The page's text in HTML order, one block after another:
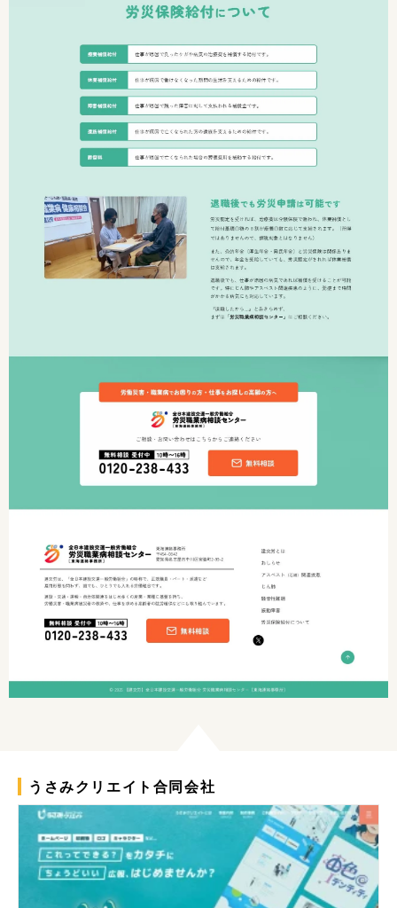
うさみクリエイト合同会社